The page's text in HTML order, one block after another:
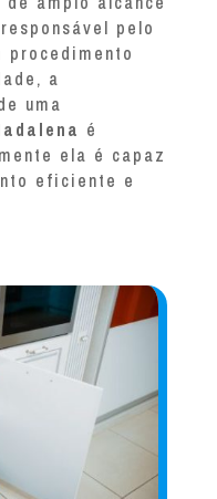
pelo
procedimento
a
uma
é
ela é capaz
eficiente e